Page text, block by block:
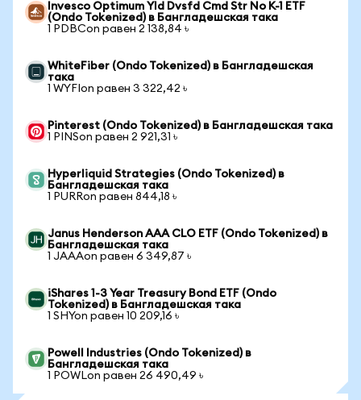
Invesco Optimum Yld Dvsfd Cmd Str No K-1 ETF
(Ondo Tokenized) в Бангладешская така
1 PDBCon равен 2 138,84 ৳
WhiteFiber (Ondo Tokenized) в Бангладешская
така
1 WYFIon равен 3 322,42 ৳
Pinterest (Ondo Tokenized) в Бангладешская така
1 PINSon равен 2 921,31 ৳
Hyperliquid Strategies (Ondo Tokenized) в
Бангладешская така
1 PURRon равен 844,18 ৳
Janus Henderson AAA CLO ETF (Ondo Tokenized) в
Бангладешская така
1 JAAAon равен 6 349,87 ৳
iShares 1-3 Year Treasury Bond ETF (Ondo
Tokenized) в Бангладешская така
1 SHYon равен 10 209,16 ৳
Powell Industries (Ondo Tokenized) в
Бангладешская така
1 POWLon равен 26 490,49 ৳